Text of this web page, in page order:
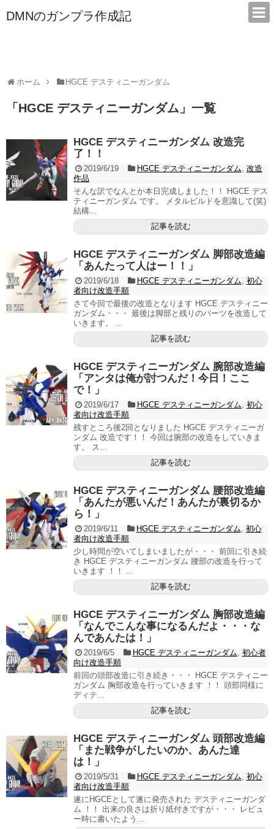
DMNのガンプラ作成記
ホーム HGCE デスティニーガンダム
「 HGCE デスティニーガンダム 」 一覧
HGCE デスティニーガンダム 改造完
了！！
2019/6/19 HGCE デスティニーガンダム, 改造
作品
そんな訳でなんとか本日完成しました！！ HGCE デス
ティニーガンダム です。 メタルビルドを意識して(笑)
結構...
記事を読む
HGCE デスティニーガンダム 脚部改造編
「あんたって人はー！！」
2019/6/18 HGCE デスティニーガンダム, 初心
者向け改造手順
さて今回で最後の改造となります HGCE デスティニー
ガンダム・・・ 最後は脚部と残りのパーツを改造して
いきます。 ...
記事を読む
HGCE デスティニーガンダム 腕部改造編
「アンタは俺が討つんだ！今日！ここ
で！」
2019/6/17 HGCE デスティニーガンダム, 初心
者向け改造手順
残すところ後2回となりました HGCE デスティニーガ
ンダム 改造です！！ 今回は腕部の改造をしていきま
す。 ス...
記事を読む
HGCE デスティニーガンダム 腰部改造編
「あんたが悪いんだ！あんたが裏切るか
ら！」
2019/6/11 HGCE デスティニーガンダム, 初心
者向け改造手順
少し時間が空いてしまいましたが・・・ 前回に引き続
き HGCE デスティニーガンダム 腰部の改造を行って
いきます ！！ ...
記事を読む
HGCE デスティニーガンダム 胸部改造編
「なんでこんな事になるんだよ・・・な
んであんたは！」
2019/6/5 HGCE デスティニーガンダム, 初心者
向け改造手順
前回の頭部改造に引き続き・・・ HGCE デスティニー
ガンダム 胸部改造を行っていきます ！！ 頭部同様に
ディテ...
記事を読む
HGCE デスティニーガンダム 頭部改造編
「また戦争がしたいのか、あんた達
は！」
2019/5/31 HGCE デスティニーガンダム, 初心
者向け改造手順
遂にHGCEとして遂に発売された デスティニーガンダ
ム ！！ 出来の良さは折り紙付きですが・・・ レビュ
ー時に書いたよう...